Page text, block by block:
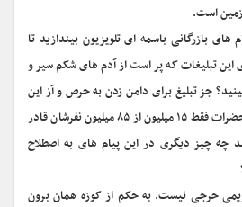
است.
بازرگانی باسمه ای تلویزیون بیندازید تا
این تبلیغات که پر است از آدم های شکم سیر و
جز تبلیغ برای دامن زدن به حرص و آز این
مردم بی پناه که به قول خود حضرات فقط ۱۵ میلیون از ۸۵ میلیون نفرشان قادر
چه چیز دیگری در این پیام های به اصطلاح
حرجی نیست. به حکم از کوزه همان برون